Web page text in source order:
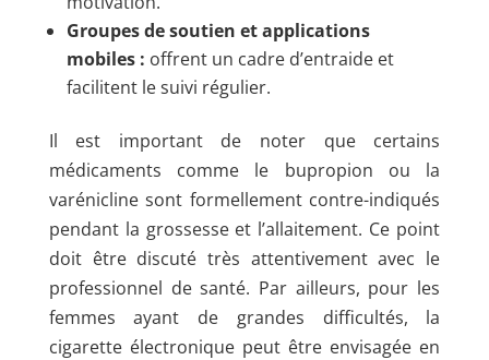
Groupes de soutien et applications
mobiles : offrent un cadre d’entraide et
facilitent le suivi régulier.
Il est important de noter que certains
médicaments comme le bupropion ou la
varénicline sont formellement contre-indiqués
pendant la grossesse et l’allaitement. Ce point
doit être discuté très attentivement avec le
professionnel de santé. Par ailleurs, pour les
femmes ayant de grandes difficultés, la
cigarette électronique peut être envisagée en